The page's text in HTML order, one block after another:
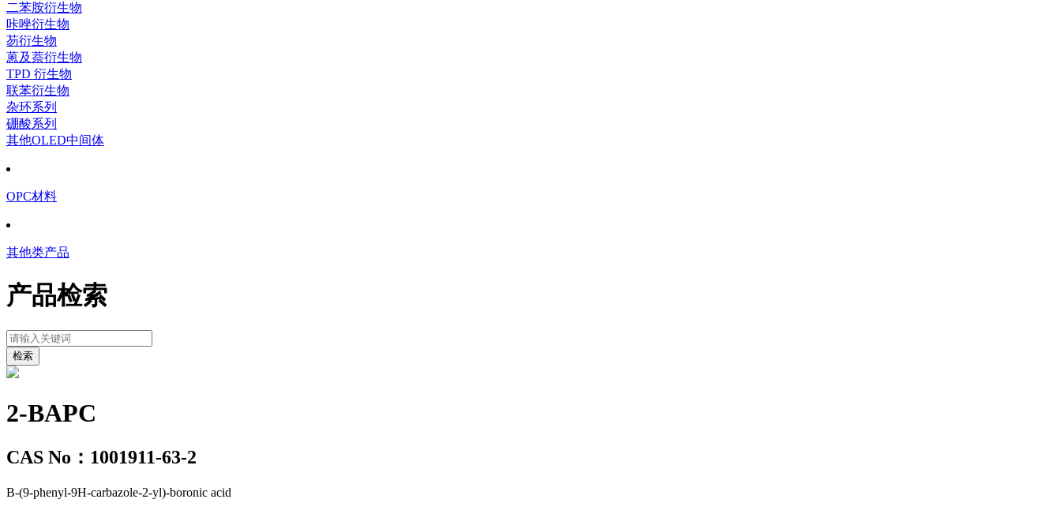
二苯胺衍生物
咔唑衍生物
芴衍生物
蒽及萘衍生物
TPD 衍生物
联苯衍生物
杂环系列
硼酸系列
其他OLED中间体
OPC材料
其他类产品
产品检索
2-BAPC
CAS No：1001911-63-2
B-(9-phenyl-9H-carbazole-2-yl)-boronic acid